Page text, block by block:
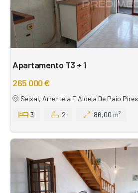
Apartamento T3 + 1
265 000 €
Seixal, Arrentela E Aldeia De Paio Pires
3
2 86,00 m²